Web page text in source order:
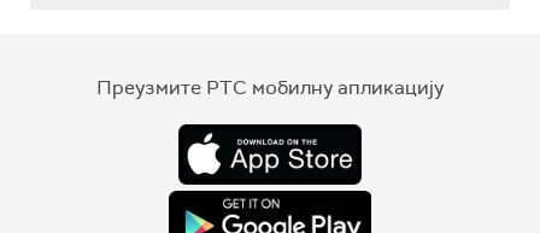
Преузмите РТС мобилну апликацију